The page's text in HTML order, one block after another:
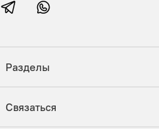
Разделы
Связаться